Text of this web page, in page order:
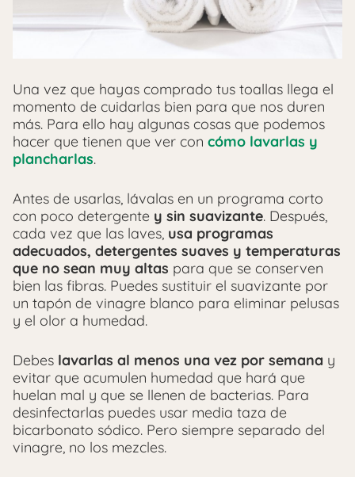
Una vez que hayas comprado tus toallas llega el
momento de cuidarlas bien para que nos duren
más. Para ello hay algunas cosas que podemos
hacer que tienen que ver con cómo lavarlas y
plancharlas.
Antes de usarlas, lávalas en un programa corto
con poco detergente y sin suavizante. Después,
cada vez que las laves, usa programas
adecuados, detergentes suaves y temperaturas
que no sean muy altas para que se conserven
bien las fibras. Puedes sustituir el suavizante por
un tapón de vinagre blanco para eliminar pelusas
y el olor a humedad.
Debes lavarlas al menos una vez por semana y
evitar que acumulen humedad que hará que
huelan mal y que se llenen de bacterias. Para
desinfectarlas puedes usar media taza de
bicarbonato sódico. Pero siempre separado del
vinagre, no los mezcles.